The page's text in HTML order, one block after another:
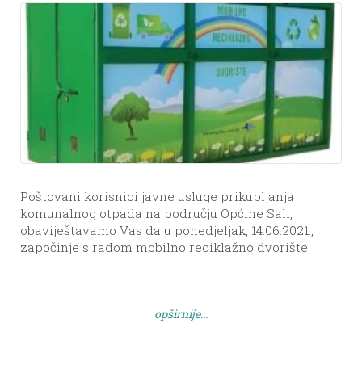
Poštovani korisnici javne usluge prikupljanja
komunalnog otpada na području Općine Sali,
obaviještavamo Vas da u ponedjeljak, 14.06.2021.,
započinje s radom mobilno reciklažno dvorište.
državnim praznikom mobilno reciklažno dvorište je
opširnije...